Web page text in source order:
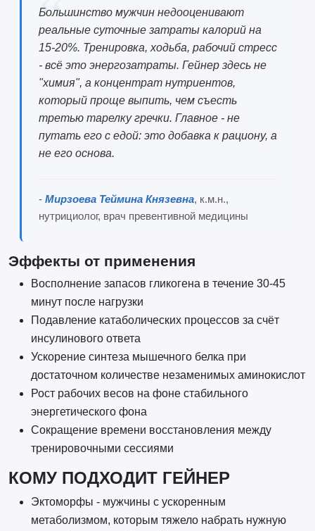
Большинство мужчин недооценивают
реальные суточные затраты калорий на
15-20%. Тренировка, ходьба, рабочий стресс
- всё это энергозатраты. Гейнер здесь не
"химия", а концентрат нутриентов,
который проще выпить, чем съесть
третью тарелку гречки. Главное - не
путать его с едой: это добавка к рациону, а
не его основа.
- Мирзоева Теймина Князевна, к.м.н.,
нутрициолог, врач превентивной медицины
Эффекты от применения
Восполнение запасов гликогена в течение 30-45
минут после нагрузки
Подавление катаболических процессов за счёт
инсулинового ответа
Ускорение синтеза мышечного белка при
достаточном количестве незаменимых аминокислот
Рост рабочих весов на фоне стабильного
энергетического фона
Сокращение времени восстановления между
тренировочными сессиями
КОМУ ПОДХОДИТ ГЕЙНЕР
Эктоморфы - мужчины с ускоренным
метаболизмом, которым тяжело набрать нужную